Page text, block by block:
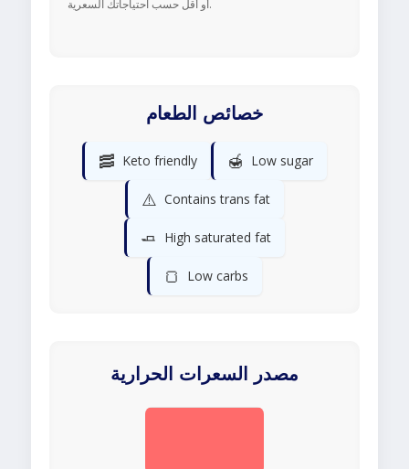
أو أقل حسب احتياجاتك السعرية.
خصائص الطعام
🥓 Keto friendly 🍯 Low sugar
⚠️ Contains trans fat
🧈 High saturated fat
🍞 Low carbs
مصدر السعرات الحرارية